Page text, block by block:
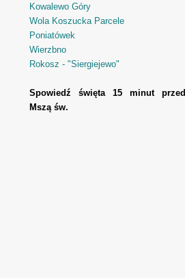
Kowalewo Góry
Wola Koszucka Parcele
Poniatówek
Wierzbno
Rokosz - "Siergiejewo"
Spowiedź święta 15 minut przed
Mszą św.